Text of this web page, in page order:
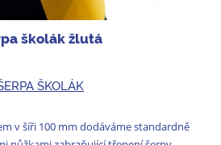
školák žlutá
ŠKOLÁK
v šíři 100 mm dodáváme standardně